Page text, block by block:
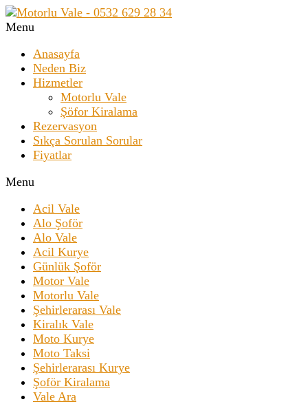
Menu
Anasayfa
Neden Biz
Hizmetler
Motorlu Vale
Şöfor Kiralama
Rezervasyon
Sıkça Sorulan Sorular
Fiyatlar
Menu
Acil Vale
Alo Şoför
Alo Vale
Acil Kurye
Günlük Şoför
Motor Vale
Motorlu Vale
Şehirlerarası Vale
Kiralık Vale
Moto Kurye
Moto Taksi
Şehirlerarası Kurye
Şoför Kiralama
Vale Ara